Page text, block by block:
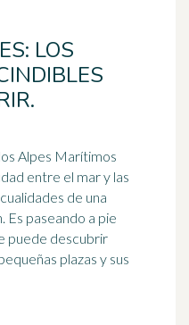
LOS
Alpes Marítimos
entre el mar y las
de una
Es paseando a pie
puede descubrir
plazas y sus